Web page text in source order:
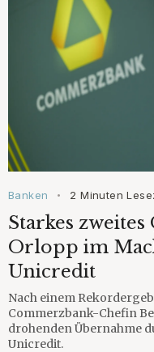
Banken • 2 Minuten
Starkes
Orlopp im
Unicredit
Nach einem
Commerzbank-Chefin
drohenden Übernahme
Unicredit.